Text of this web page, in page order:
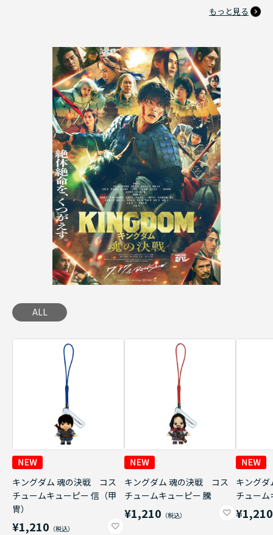
もっと見る
ALL
キングダム 魂の決戦 コス
チュームキューピー 信（甲
冑）
¥1,210
キングダム 魂の決戦 コス
チュームキューピー 騰
¥1,210
キング
チューム
¥1,210